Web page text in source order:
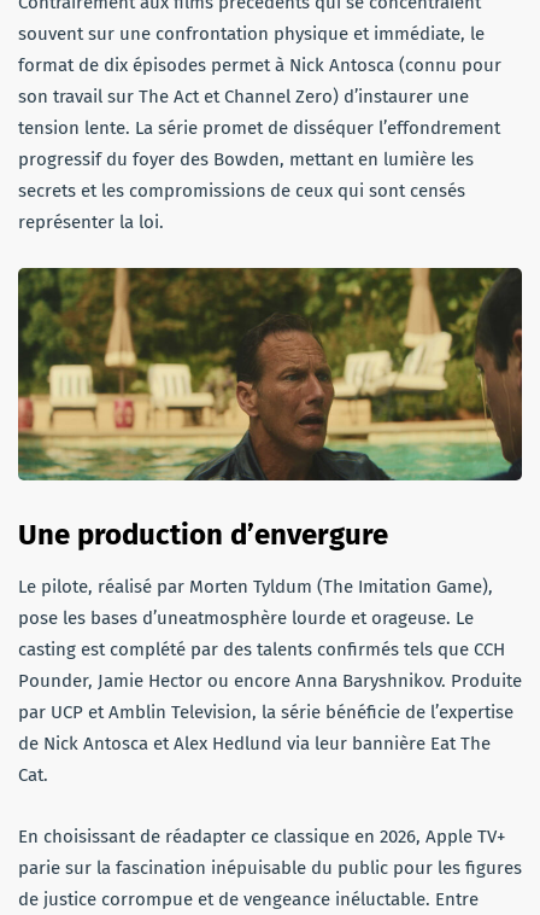
souvent sur une confrontation physique et immédiate, le
format de dix épisodes permet à Nick Antosca (connu pour
son travail sur The Act et Channel Zero) d’instaurer une
tension lente. La série promet de disséquer l’effondrement
progressif du foyer des Bowden, mettant en lumière les
secrets et les compromissions de ceux qui sont censés
représenter la loi.
Une production d’envergure
Le pilote, réalisé par Morten Tyldum (The Imitation Game),
pose les bases d’uneatmosphère lourde et orageuse. Le
casting est complété par des talents confirmés tels que CCH
Pounder, Jamie Hector ou encore Anna Baryshnikov. Produite
par UCP et Amblin Television, la série bénéficie de l’expertise
de Nick Antosca et Alex Hedlund via leur bannière Eat The
Cat.
En choisissant de réadapter ce classique en 2026, Apple TV+
parie sur la fascination inépuisable du public pour les figures
de justice corrompue et de vengeance inéluctable. Entre